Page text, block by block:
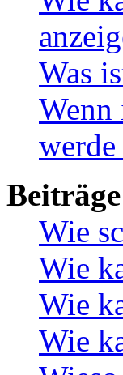
Was
Wie
Wie
Wie
Wie